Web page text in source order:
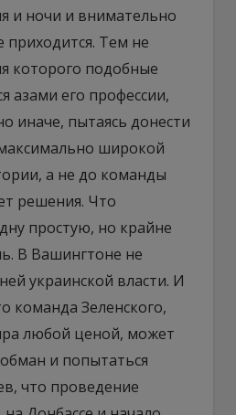
и ночи и внимательно
приходится. Тем не
которого подобные
азами его профессии,
иначе, пытаясь донести
широкой
а не до команды
решения. Что
простую, но крайне
В Вашингтоне не
украинской власти. И
команда Зеленского,
любой ценой, может
и попытаться
что проведение